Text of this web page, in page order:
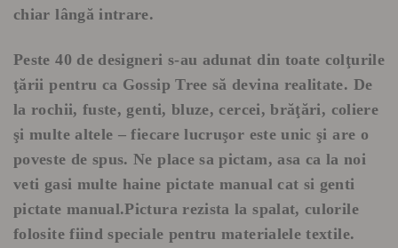
chiar lângă intrare.
Peste 40 de designeri s-au adunat din toate colţurile
ţării pentru ca Gossip Tree să devina realitate. De
la rochii, fuste, genti, bluze, cercei, brăţări, coliere
şi multe altele – fiecare lucruşor este unic şi are o
poveste de spus. Ne place sa pictam, asa ca la noi
veti gasi multe haine pictate manual cat si genti
pictate manual.Pictura rezista la spalat, culorile
folosite fiind speciale pentru materialele textile.